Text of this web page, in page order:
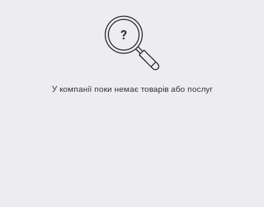
У компанії поки немає товарів або послуг